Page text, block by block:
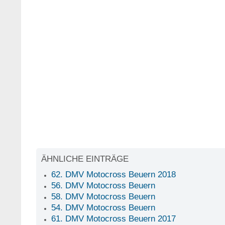
ÄHNLICHE EINTRÄGE
62. DMV Motocross Beuern 2018
56. DMV Motocross Beuern
58. DMV Motocross Beuern
54. DMV Motocross Beuern
61. DMV Motocross Beuern 2017